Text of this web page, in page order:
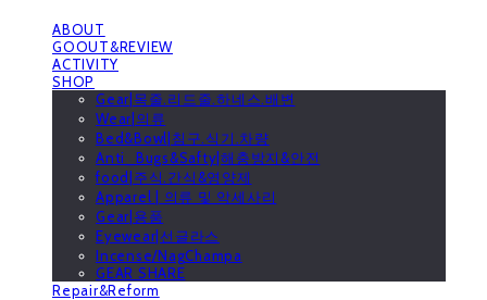
ABOUT
GOOUT&REVIEW
ACTIVITY
SHOP
Gear|목줄.리드줄.하네스.배변
Wear|의류
Bed&Bowl|침구.식기.차량
Anti_Bugs&Safty|해충방지&안전
food|주식.간식&영양제
Apparel | 의류 및 악세사리
Gear|용품
Eyewear|선글라스
Incense/NagChampa
GEAR SHARE
Repair&Reform